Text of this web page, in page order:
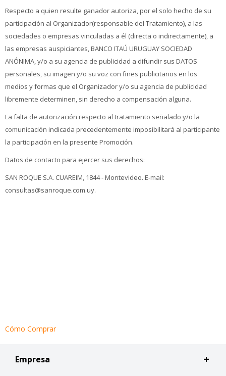
Respecto a quien resulte ganador autoriza, por el solo hecho de su
participación al Organizador(responsable del Tratamiento), a las
sociedades o empresas vinculadas a él (directa o indirectamente), a
las empresas auspiciantes, BANCO ITAÚ URUGUAY SOCIEDAD
ANÓNIMA, y/o a su agencia de publicidad a difundir sus DATOS
personales, su imagen y/o su voz con fines publicitarios en los
medios y formas que el Organizador y/o su agencia de publicidad
libremente determinen, sin derecho a compensación alguna.
La falta de autorización respecto al tratamiento señalado y/o la
comunicación indicada precedentemente imposibilitará al participante
la participación en la presente Promoción.
Datos de contacto para ejercer sus derechos:
SAN ROQUE S.A. CUAREIM, 1844 - Montevideo. E-mail:
consultas@sanroque.com.uy.
Cómo Comprar
Empresa